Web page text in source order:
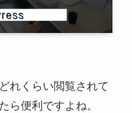
れくらい閲覧されて
ら便利ですよね。